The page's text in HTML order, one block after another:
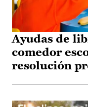
Ayudas de
comedor
resolución